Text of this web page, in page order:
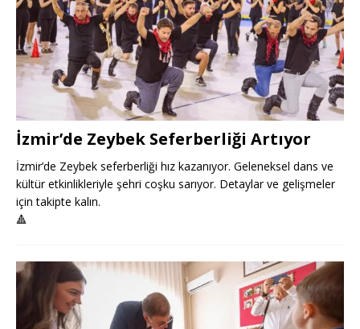
İzmir’de Zeybek Seferberliği Artıyor
İzmir’de Zeybek seferberliği hız kazanıyor. Geleneksel dans ve
kültür etkinlikleriyle şehri coşku sarıyor. Detaylar ve gelişmeler
için takipte kalın.
🔺